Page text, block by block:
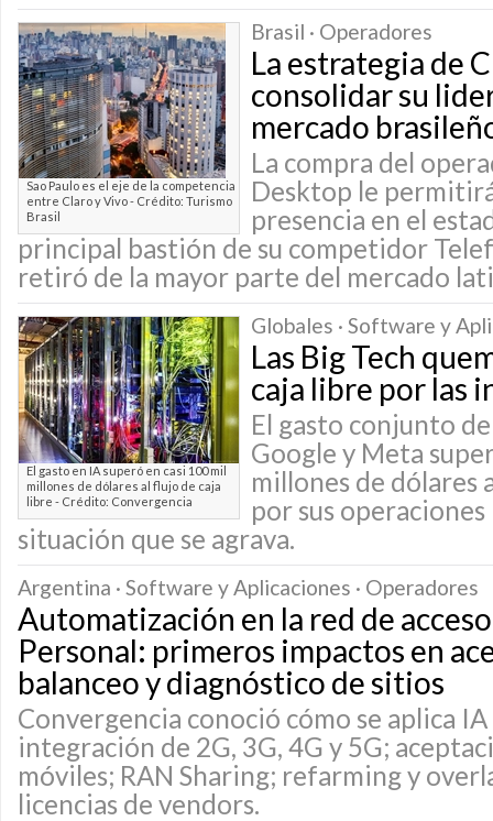
Sao Paulo es el eje de la competencia
entre Claro y Vivo - Crédito: Turismo
Brasil
Brasil · Operadores
La estrategia de
consolidar su
mercado
La compra del
Desktop le
presencia en el
principal bastión de su competidor
retiró de la mayor parte del mercado
El gasto en IA superó en casi 100 mil
millones de dólares al flujo de caja
libre - Crédito: Convergencia
Globales · Software y
Las Big Tech
caja libre por las
El gasto conjunto
Google y Meta
millones de dólares
por sus
situación que se agrava.
Argentina · Software y Aplicaciones · Operadores
Automatización en la red de
Personal: primeros impactos en
balanceo y diagnóstico de sitios
Convergencia conoció cómo se aplica
integración de 2G, 3G, 4G y 5G;
móviles; RAN Sharing; refarming y
licencias de vendors.